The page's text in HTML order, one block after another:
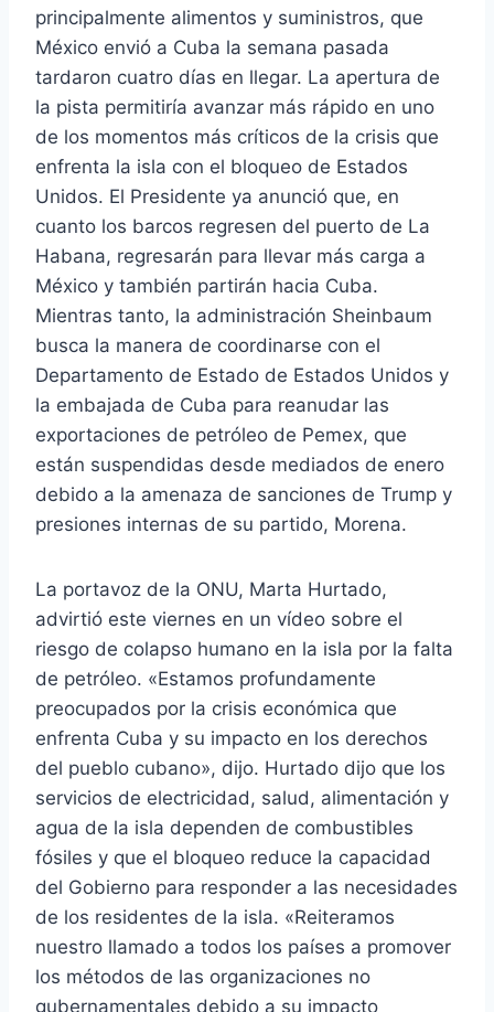
principalmente alimentos y suministros, que
México envió a Cuba la semana pasada
tardaron cuatro días en llegar. La apertura de
la pista permitiría avanzar más rápido en uno
de los momentos más críticos de la crisis que
enfrenta la isla con el bloqueo de Estados
Unidos. El Presidente ya anunció que, en
cuanto los barcos regresen del puerto de La
Habana, regresarán para llevar más carga a
México y también partirán hacia Cuba.
Mientras tanto, la administración Sheinbaum
busca la manera de coordinarse con el
Departamento de Estado de Estados Unidos y
la embajada de Cuba para reanudar las
exportaciones de petróleo de Pemex, que
están suspendidas desde mediados de enero
debido a la amenaza de sanciones de Trump y
presiones internas de su partido, Morena.
La portavoz de la ONU, Marta Hurtado,
advirtió este viernes en un vídeo sobre el
riesgo de colapso humano en la isla por la falta
de petróleo. «Estamos profundamente
preocupados por la crisis económica que
enfrenta Cuba y su impacto en los derechos
del pueblo cubano», dijo. Hurtado dijo que los
servicios de electricidad, salud, alimentación y
agua de la isla dependen de combustibles
fósiles y que el bloqueo reduce la capacidad
del Gobierno para responder a las necesidades
de los residentes de la isla. «Reiteramos
nuestro llamado a todos los países a promover
los métodos de las organizaciones no
gubernamentales debido a su impacto